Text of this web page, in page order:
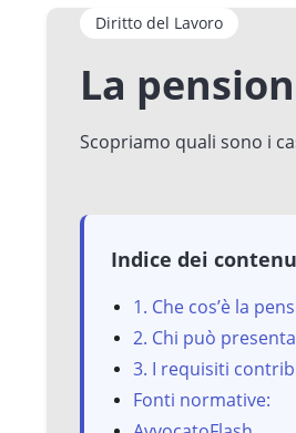
Diritto del Lavoro
La
Scopriamo quali sono i
Indice dei
1. Che cos’è la
2. Chi può
3. I requisiti
Fonti normative: